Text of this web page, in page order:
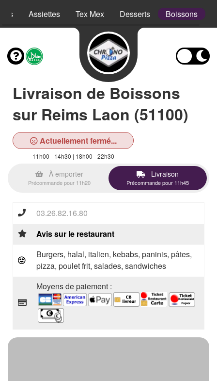
Assiettes Tex Mex Desserts Boissons
Livraison de Boissons
sur Reims Laon (51100)
Actuellement fermé...
11h00 - 14h30 | 18h00 - 22h30
À emporter
Précommande pour 11h20
Livraison
Précommande pour 11h45
03.26.82.16.80
Avis sur le restaurant
Burgers, halal, italien, kebabs, paninis, pâtes,
pizza, poulet frit, salades, sandwiches
Moyens de paiement :